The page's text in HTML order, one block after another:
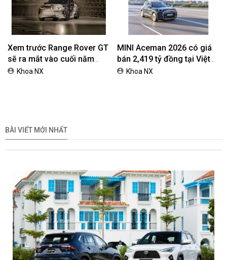
Xem trước Range Rover GT
sẽ ra mắt vào cuối năm
2026Khoa NX
MINI Aceman 2026 có giá
bán 2,419 tỷ đồng tại Việt
NamKhoa NX
BÀI VIẾT MỚI NHẤT